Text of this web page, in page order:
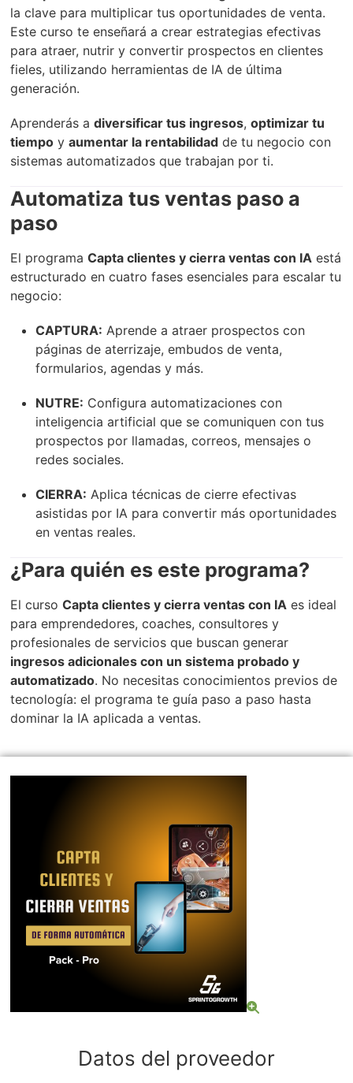
la clave para multiplicar tus oportunidades de venta.
Este curso te enseñará a crear estrategias efectivas
para atraer, nutrir y convertir prospectos en clientes
fieles, utilizando herramientas de IA de última
generación.
Aprenderás adiversificar tus ingresos,optimizar tu
tiempo yaumentar la rentabilidad de tu negocio con
sistemas automatizados que trabajan por ti.
Automatiza tus ventas paso a
paso
El programaCapta clientes y cierra ventas con IA está
estructurado en cuatro fases esenciales para escalar tu
negocio:
CAPTURA: Aprende a atraer prospectos con
páginas de aterrizaje, embudos de venta,
formularios, agendas y más.
NUTRE: Configura automatizaciones con
inteligencia artificial que se comuniquen con tus
prospectos por llamadas, correos, mensajes o
redes sociales.
CIERRA: Aplica técnicas de cierre efectivas
asistidas por IA para convertir más oportunidades
en ventas reales.
¿Para quién es este programa?
El cursoCapta clientes y cierra ventas con IA es ideal
para emprendedores, coaches, consultores y
profesionales de servicios que buscan generar
ingresos adicionales con un sistema probado y
automatizado. No necesitas conocimientos previos de
tecnología: el programa te guía paso a paso hasta
dominar la IA aplicada a ventas.
Datos del proveedor